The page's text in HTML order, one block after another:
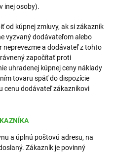
inej osoby).
od kúpnej zmluvy, ak si zákazník
vyzvaný dodávateľom alebo
neprevezme a dodávateľ z tohto
započítať proti
uhradenej kúpnej ceny náklady
tovaru späť do dispozície
cenu dodávateľ zákazníkovi
a úplnú poštovú adresu, na
Zákazník je povinný